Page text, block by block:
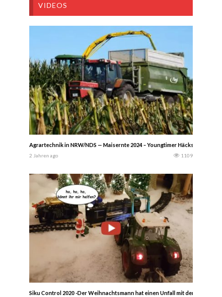
VIDEOS
Agrartechnik in NRW/NDS — Maisernte 2024 – Youngtimer Häckseln John
2 Jahren ago 1109
Siku Control 2020 -Der Weihnachtsmann hat einen Unfall mit dem